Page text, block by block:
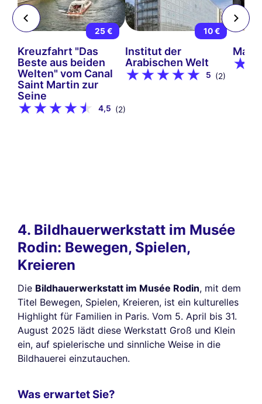
25 €
Kreuzfahrt "Das
Beste aus beiden
Welten" vom Canal
Saint Martin zur
Seine
4,5 (2)
10 €
Institut der
Arabischen Welt
5 (2)
4. Bildhauerwerkstatt im Musée
Rodin: Bewegen, Spielen,
Kreieren
Die Bildhauerwerkstatt im Musée Rodin, mit dem
Titel Bewegen, Spielen, Kreieren, ist ein kulturelles
Highlight für Familien in Paris. Vom 5. April bis 31.
August 2025 lädt diese Werkstatt Groß und Klein
ein, auf spielerische und sinnliche Weise in die
Bildhauerei einzutauchen.
Was erwartet Sie?